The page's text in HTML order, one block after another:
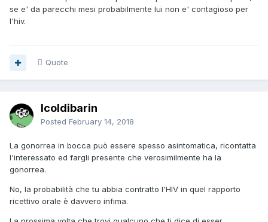
se e' da parecchi mesi probabilmente lui non e' contagioso per
l'hiv.
Quote
Icoldibarin
Posted February 14, 2018
La gonorrea in bocca può essere spesso asintomatica, ricontatta
l'interessato ed fargli presente che verosimilmente ha la
gonorrea.
No, la probabilità che tu abbia contratto l'HIV in quel rapporto
ricettivo orale è davvero infima.